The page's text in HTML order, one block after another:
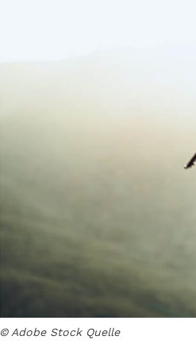
© Adobe Stock Quelle